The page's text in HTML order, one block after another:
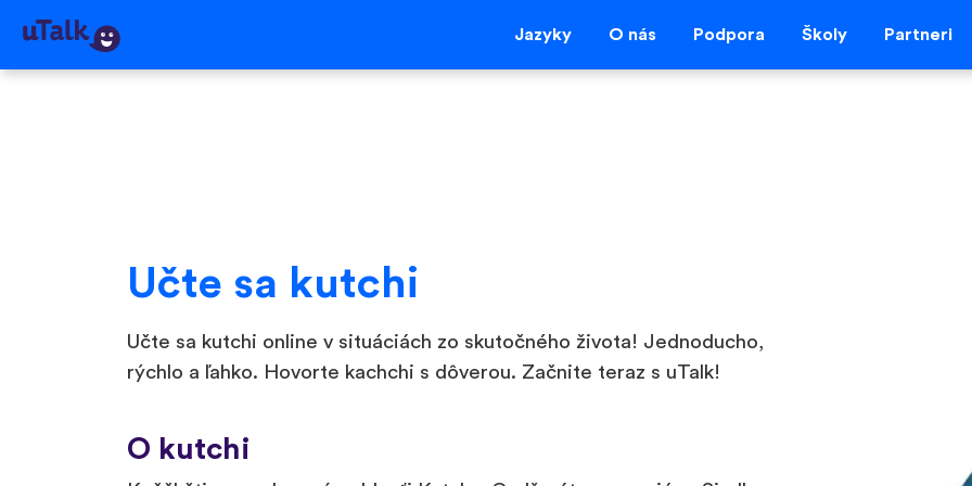
Jazyky O nás Podpora Školy Partneri
Učte sa kutchi
Učte sa kutchi online v situáciách zo skutočného života! Jednoducho,
rýchlo a ľahko. Hovorte kachchi s dôverou. Začnite teraz s uTalk!
O kutchi